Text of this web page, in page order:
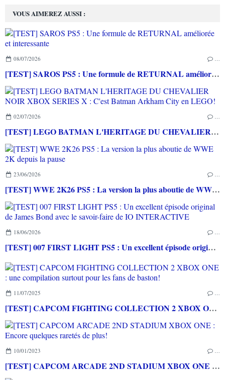
VOUS AIMEREZ AUSSI :
08/07/2026
[TEST] SAROS PS5 : Une formule de RETURNAL améliorée et interessante
02/07/2026
[TEST] LEGO BATMAN L'HERITAGE DU CHEVALIER NOIR XBOX SERIES X : C'est Batman Arkham City en LEGO!
23/06/2026
[TEST] WWE 2K26 PS5 : La version la plus aboutie de WWE 2K depuis la pause
18/06/2026
[TEST] 007 FIRST LIGHT PS5 : Un excellent épisode original de James Bond avec le savoir-faire de IO INTERACTIVE
11/07/2025
[TEST] CAPCOM FIGHTING COLLECTION 2 XBOX ONE : une compilation surtout pour les fans de baston!
10/01/2023
[TEST] CAPCOM ARCADE 2ND STADIUM XBOX ONE : Encore quelques raretés de plus!